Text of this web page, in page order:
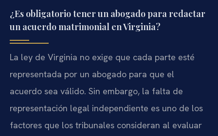
¿Es obligatorio tener un abogado para redactar
un acuerdo matrimonial en Virginia?
La ley de Virginia no exige que cada parte esté
representada por un abogado para que el
acuerdo sea válido. Sin embargo, la falta de
representación legal independiente es uno de los
factores que los tribunales consideran al evaluar